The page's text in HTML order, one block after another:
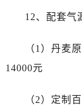
12、配套气
（1）丹麦
14000元
（2）定制